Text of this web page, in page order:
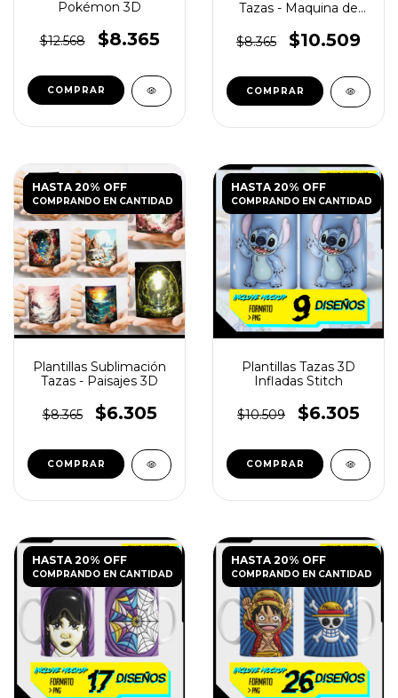
Pokémon 3D
$12.568 $8.365
Tazas - Maquina de
$8.365
$10.509
HASTA 20% OFF
COMPRANDO EN CANTIDAD
Plantillas Sublimación
Tazas - Paisajes 3D
$8.365 $6.305
HASTA 20% OFF
COMPRANDO EN CANTIDAD
Plantillas Tazas 3D
Infladas Stitch
$10.509 $6.305
HASTA 20% OFF
COMPRANDO EN CANTIDAD
HASTA 20% OFF
COMPRANDO EN CANTIDAD